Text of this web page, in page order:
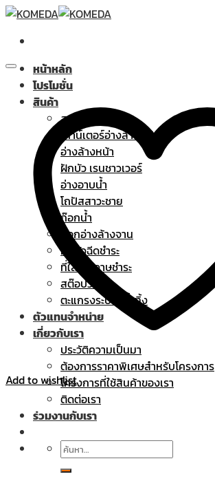
Skip
content
หน้าหลัก
โปรโมชั่น
สินค้า
สุขภัณฑ์
เคาน์เตอร์อ่างล้างหน้า
อ่างล้างหน้า
ฝักบัว เรนชาวเวอร์
อ่างอาบน้ำ
โถปัสสาวะชาย
ก๊อกน้ำ
ก๊อกอ่างล้างจาน
ฝักบัวฉีดชำระ
ที่ใส่กระดาษชำระ
สต๊อปวาล์ว
ตะแกรงระบายน้ำทิ้ง
ตัวแทนจำหน่าย
เกี่ยวกับเรา
ประวัติความเป็นมา
ต้องการราคาพิเศษสำหรับโครงการ
โครงการที่ใช้สินค้าของเรา
ติดต่อเรา
ร่วมงานกับเรา
ค้นหา:
Add to wishlist